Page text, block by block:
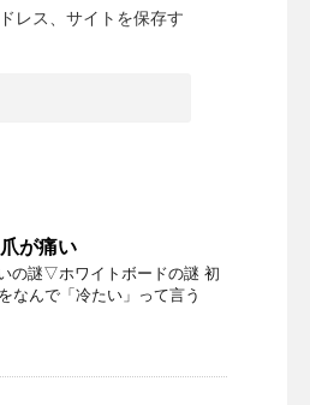
レス、サイトを保存す
が痛い
の謎▽ホワイトボードの謎 初
なんで「冷たい」って言う